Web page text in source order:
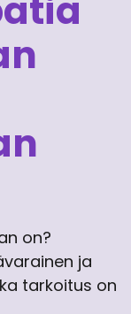
on?
ja
tarkoitus on